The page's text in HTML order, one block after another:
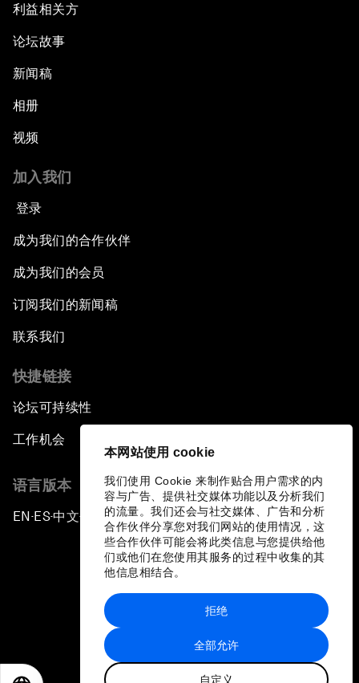
本网站使用 cookie
我们使用 Cookie 来制作贴合用户需求的内
容与广告、提供社交媒体功能以及分析我们
的流量。我们还会与社交媒体、广告和分析
合作伙伴分享您对我们网站的使用情况，这
些合作伙伴可能会将此类信息与您提供给他
们或他们在您使用其服务的过程中收集的其
他信息相结合。
全部允许
自定义
拒绝
利益相关方
论坛故事
新闻稿
相册
视频
加入我们
登录
成为我们的合作伙伴
成为我们的会员
订阅我们的新闻稿
联系我们
快捷链接
论坛可持续性
工作机会
语言版本
EN ▪ ES▪中文▪ 日本語
站点地图